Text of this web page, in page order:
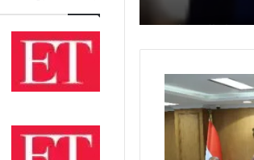
الفلسطيني
وفق